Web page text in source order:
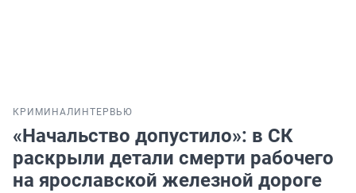
КРИМИНАЛ ИНТЕРВЬЮ
«Начальство допустило»: в СК
раскрыли детали смерти рабочего
на ярославской железной дороге